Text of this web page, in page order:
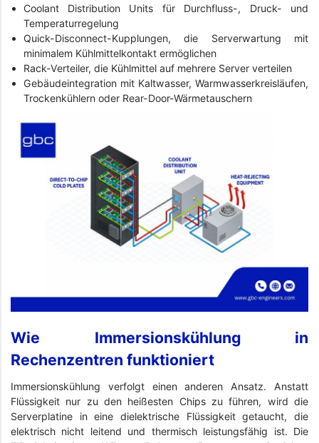
Coolant Distribution Units für Durchfluss-, Druck- und
Temperaturregelung
Quick-Disconnect-Kupplungen, die Serverwartung mit
minimalem Kühlmittelkontakt ermöglichen
Rack-Verteiler, die Kühlmittel auf mehrere Server verteilen
Gebäudeintegration mit Kaltwasser, Warmwasserkreisläufen,
Trockenkühlern oder Rear-Door-Wärmetauschern
Wie Immersionskühlung in
Rechenzentren funktioniert
Immersionskühlung verfolgt einen anderen Ansatz. Anstatt
Flüssigkeit nur zu den heißesten Chips zu führen, wird die
Serverplatine in eine dielektrische Flüssigkeit getaucht, die
elektrisch nicht leitend und thermisch leistungsfähig ist. Die